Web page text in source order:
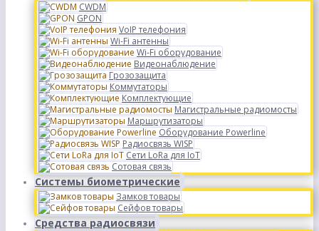
CWDM
GPON
VoIP телефония
Wi-Fi антенны
Wi-Fi оборудование
Видеонаблюдение
Грозозащита
Коммутаторы
Комплектующие
Магистральные радиомосты
Маршрутизаторы
Оборудование Powerline
Радиосвязь WISP
Сети LoRa для IoT
Сотовая связь
Системы биометрические
Замков товары
Сейфов товары
Средства радиосвязи